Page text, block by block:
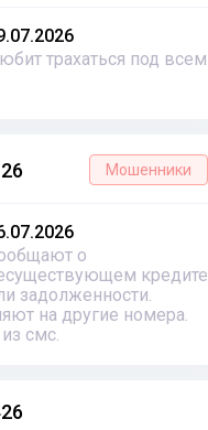
трахаться под всем
Мошенники
о
кредите
задолженности.
на другие номера.
смс.